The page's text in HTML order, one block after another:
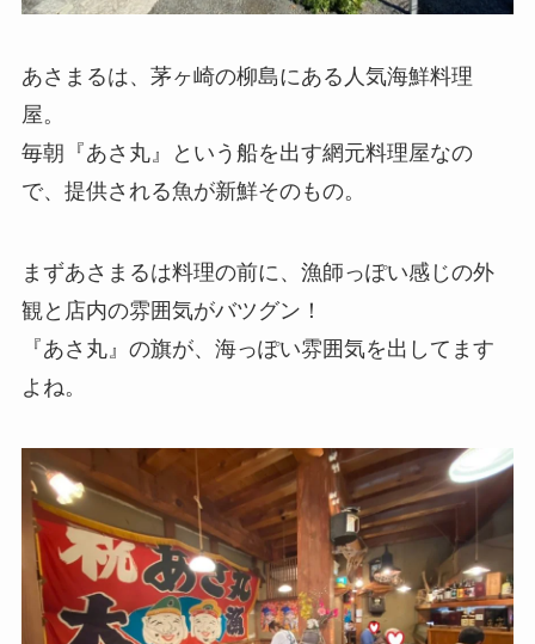
あさまるは、茅ヶ崎の柳島にある人気海鮮料理
屋。
毎朝『あさ丸』という船を出す網元料理屋なの
で、提供される魚が新鮮そのもの。
まずあさまるは料理の前に、漁師っぽい感じの外
観と店内の雰囲気がバツグン！
『あさ丸』の旗が、海っぽい雰囲気を出してます
よね。